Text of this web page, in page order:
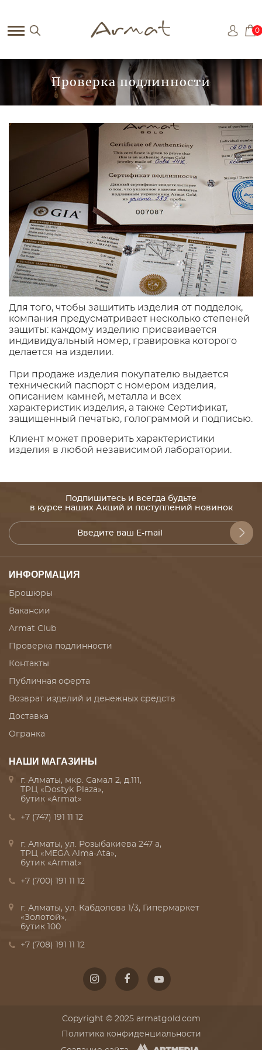
0
Проверка подлинности
Для того, чтобы защитить изделия от подделок,
компания предусматривает несколько степеней
защиты: каждому изделию присваивается
индивидуальный номер, гравировка которого
делается на изделии.
При продаже изделия покупателю выдается
технический паспорт с номером изделия,
описанием камней, металла и всех
характеристик изделия, а также Сертификат,
защищенный печатью, голограммой и подписью.
Клиент может проверить характеристики
изделия в любой независимой лаборатории.
Подпишитесь и всегда будьте
в курсе наших Акций и поступлений новинок
ИНФОРМАЦИЯ
Брошюры
Вакансии
Armat Club
Проверка подлинности
Контакты
Публичная оферта
Возврат изделий и денежных средств
Доставка
Огранка
НАШИ МАГАЗИНЫ
г. Алматы, мкр. Самал 2, д.111,
ТРЦ «Dostyk Plaza»,
бутик «Armat»
+7 (747) 191 11 12
г. Алматы, ул. Розыбакиева 247 а,
ТРЦ «MEGA Alma-Ata»,
бутик «Armat»
+7 (700) 191 11 12
г. Алматы, ул. Кабдолова 1/3, Гипермаркет
«Золотой»,
бутик 100
+7 (708) 191 11 12
Copyright © 2025 armatgold.com
Политика конфиденциальности